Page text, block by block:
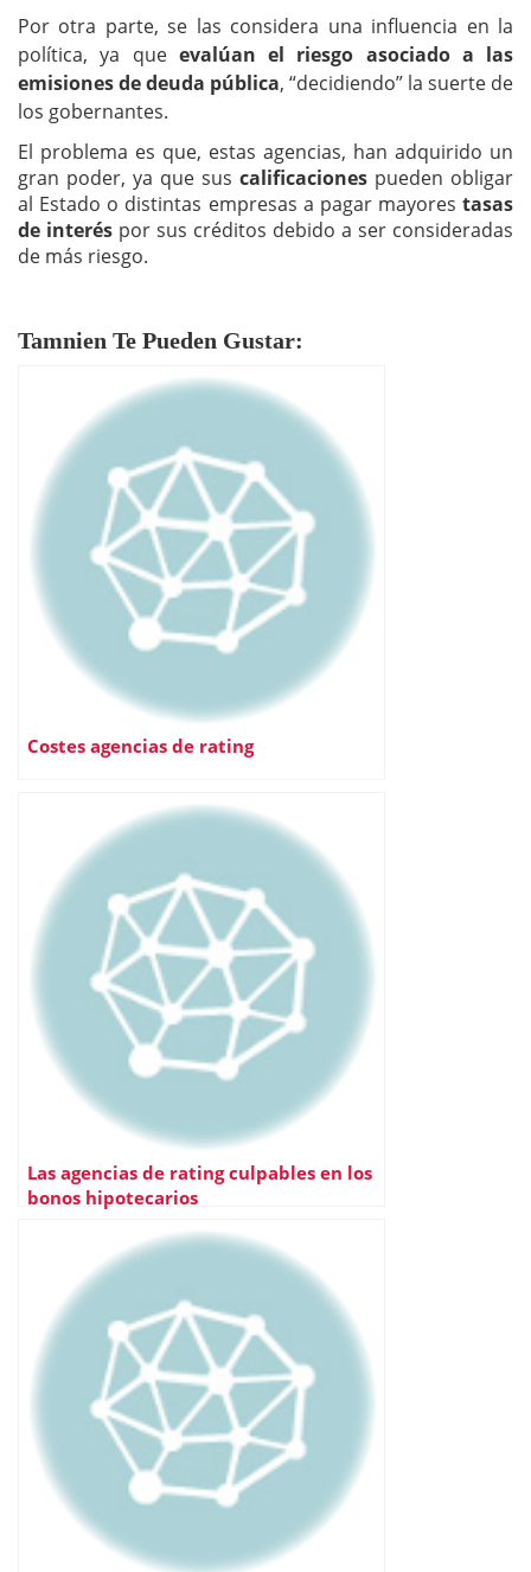
Por otra parte, se las considera una influencia en la
política, ya que evalúan el riesgo asociado a las
emisiones de deuda pública, “decidiendo” la suerte de
los gobernantes.
El problema es que, estas agencias, han adquirido un
gran poder, ya que sus calificaciones pueden obligar
al Estado o distintas empresas a pagar mayores tasas
de interés por sus créditos debido a ser consideradas
de más riesgo.
Tamnien Te Pueden Gustar:
Costes agencias de rating
Las agencias de rating culpables en los
bonos hipotecarios